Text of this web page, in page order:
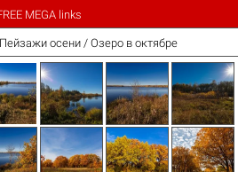
MEGA links
Пейзажи осени / Озеро в октябре